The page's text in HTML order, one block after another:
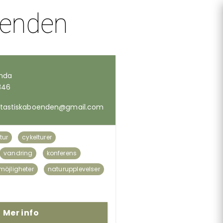
cykelturer
vandring
konferens
naturupplevelser
Mer info